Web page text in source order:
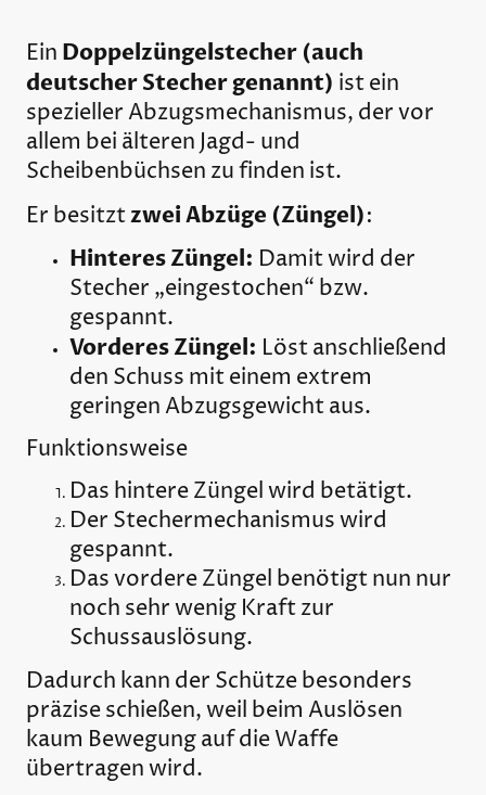
Ein Doppelzüngelstecher (auch
deutscher Stecher genannt) ist ein
spezieller Abzugsmechanismus, der vor
allem bei älteren Jagd- und
Scheibenbüchsen zu finden ist.
Er besitztzwei Abzüge (Züngel):
Hinteres Züngel: Damit wird der
Stecher „eingestochen“ bzw.
gespannt.
Vorderes Züngel: Löst anschließend
den Schuss mit einem extrem
geringen Abzugsgewicht aus.
Funktionsweise
Das hintere Züngel wird betätigt.
Der Stechermechanismus wird
gespannt.
Das vordere Züngel benötigt nun nur
noch sehr wenig Kraft zur
Schussauslösung.
Dadurch kann der Schütze besonders
präzise schießen, weil beim Auslösen
kaum Bewegung auf die Waffe
übertragen wird.